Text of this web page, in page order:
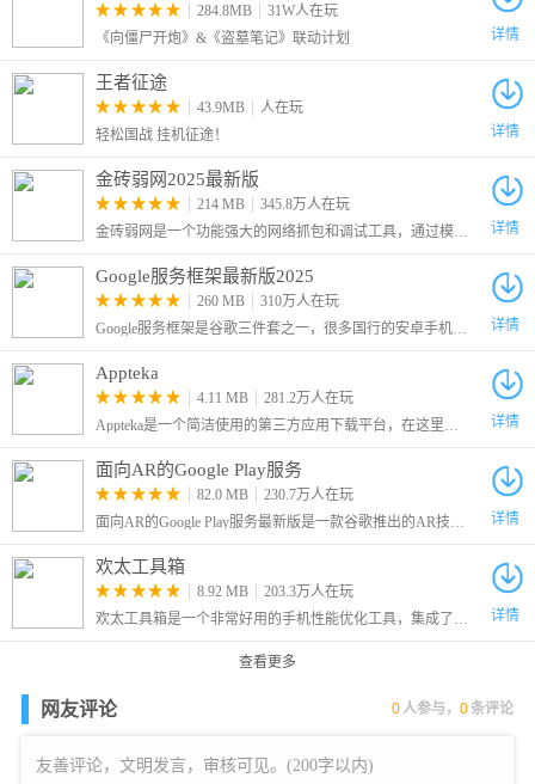
284.8MB
31W人在玩
《向僵尸开炮》&《盗墓笔记》联动计划
详情
王者征途
43.9MB
人在玩
轻松国战 挂机征途！
详情
金砖弱网2025最新版
214 MB
345.8万人在玩
金砖弱网是一个功能强大的网络抓包和调试工具，通过模拟各种弱网环境，帮助确保应用程序在不同网络条件下的表现和稳定性，是开发和测试人员的一个有力辅助工具。
详情
Google服务框架最新版2025
260 MB
310万人在玩
Google服务框架是谷歌三件套之一，很多国行的安卓手机没有原生的安卓电子市场，许多软件和游戏都是需要谷歌框架才可以运行的，因此这里给大家带来了最新版的Google Services Framework
详情
Appteka
4.11 MB
281.2万人在玩
Appteka是一个简洁使用的第三方应用下载平台，在这里为大家收录了谷歌商店的大多数应用，只要不是特别冷门的，我们就可以在这里找到。
详情
面向AR的Google Play服务
82.0 MB
230.7万人在玩
面向AR的Google Play服务最新版是一款谷歌推出的AR技术支持应用服务框架，又叫做Google Play Services for AR，简称ARCore，安装该框架之后用户就可以在手机上运行AR应用了。
详情
欢太工具箱
8.92 MB
203.3万人在玩
欢太工具箱是一个非常好用的手机性能优化工具，集成了多种实用调试功能，帮助用户深度管理手机各项参数。从电池续航优化、屏幕亮度调节
详情
查看更多
网友评论 0 人参与，0条评论